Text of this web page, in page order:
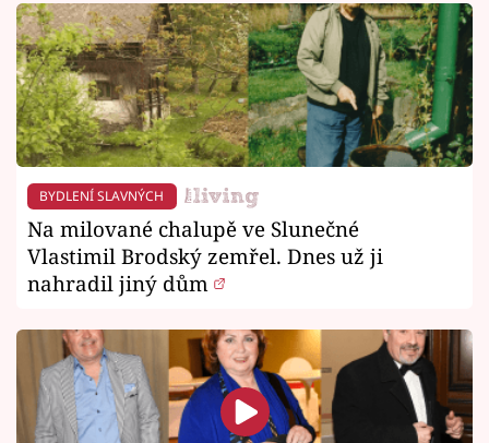
BYDLENÍ SLAVNÝCH
Na milované chalupě ve Slunečné
Vlastimil Brodský zemřel. Dnes už ji
nahradil jiný dům